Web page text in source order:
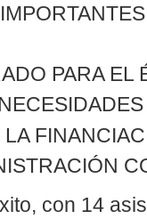
PARA EL
con 14